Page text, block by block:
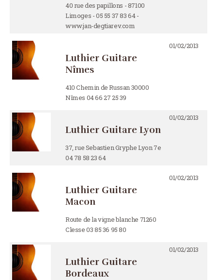
40 rue des papillons - 87100
Limoges - 05 55 37 83 64 -
www.jan-degtiarev.com
Luthier Guitare
Nîmes
410 Chemin de Russan 30000
Nîmes 04 66 27 25 39
01/02/2013
Luthier Guitare Lyon
37, rue Sebastien Gryphe Lyon 7e
04 78 58 23 64
01/02/2013
Luthier Guitare
Macon
Route de la vigne blanche 71260
Clesse 03 85 36 95 80
01/02/2013
Luthier Guitare
Bordeaux
01/02/2013